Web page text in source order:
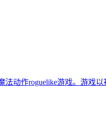
法动作roguelike游戏。游戏